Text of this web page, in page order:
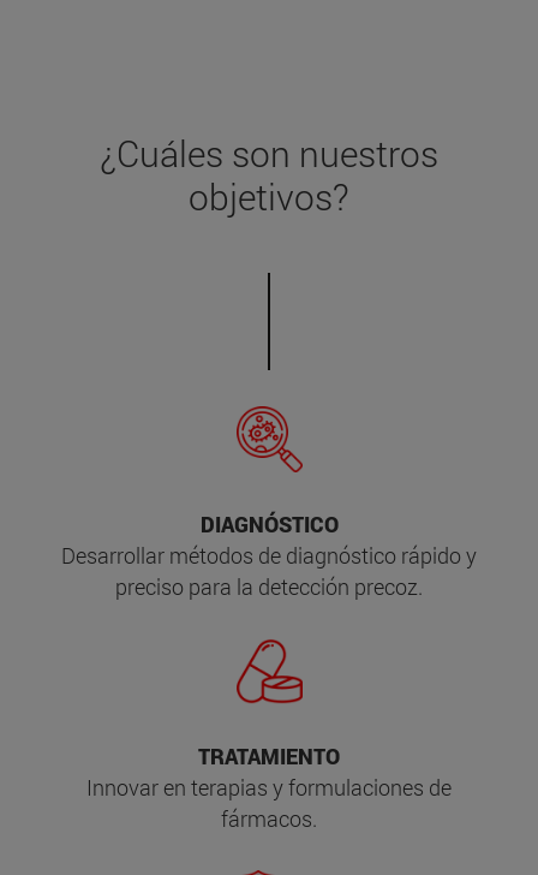
¿Cuáles son nuestros
objetivos?
DIAGNÓSTICO
Desarrollar métodos de diagnóstico rápido y
preciso para la detección precoz.
TRATAMIENTO
Innovar en terapias y formulaciones de
fármacos.